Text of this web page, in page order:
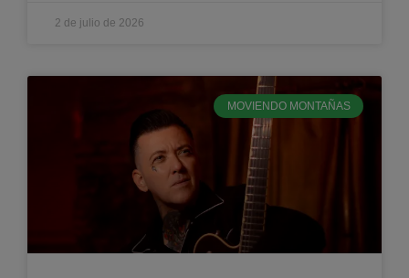
2 de julio de 2026
MOVIENDO MONTAÑAS